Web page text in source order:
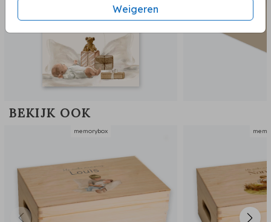
Weigeren
BEKIJK OOK
memorybox